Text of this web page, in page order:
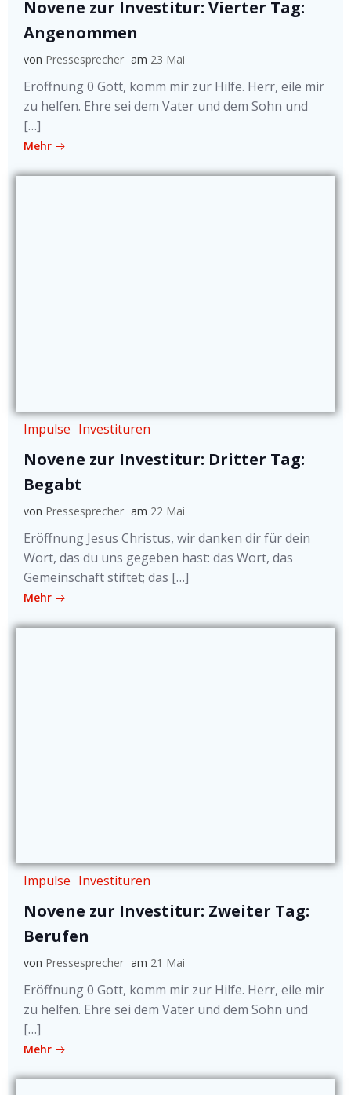
Novene zur Investitur: Vierter Tag:
Angenommen
von Pressesprecher am 23 Mai
Eröffnung 0 Gott, komm mir zur Hilfe. Herr, eile mir
zu helfen. Ehre sei dem Vater und dem Sohn und
[…]
Mehr
Impulse Investituren
Novene zur Investitur: Dritter Tag:
Begabt
von Pressesprecher am 22 Mai
Eröffnung Jesus Christus, wir danken dir für dein
Wort, das du uns gegeben hast: das Wort, das
Gemeinschaft stiftet; das […]
Mehr
Impulse Investituren
Novene zur Investitur: Zweiter Tag:
Berufen
von Pressesprecher am 21 Mai
Eröffnung 0 Gott, komm mir zur Hilfe. Herr, eile mir
zu helfen. Ehre sei dem Vater und dem Sohn und
[…]
Mehr